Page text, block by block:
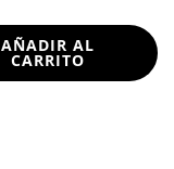
AÑADIR AL
CARRITO